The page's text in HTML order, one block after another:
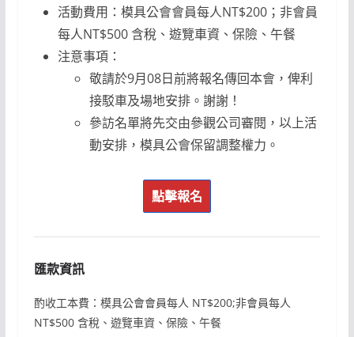
活動費用：模具公會會員每人NT$200；非會員
每人NT$500 含稅、遊覽車資、保險、午餐
注意事項：
敬請於9月08日前將報名傳回本會，俾利
接駁車及場地安排。謝謝！
參訪名單將先交由參觀公司審閱，以上活
動安排，模具公會保留調整權力。
點擊報名
匯款資訊
酌收工本費：模具公會會員每人 NT$200;非會員每人
NT$500 含稅、遊覽車資、保險、午餐